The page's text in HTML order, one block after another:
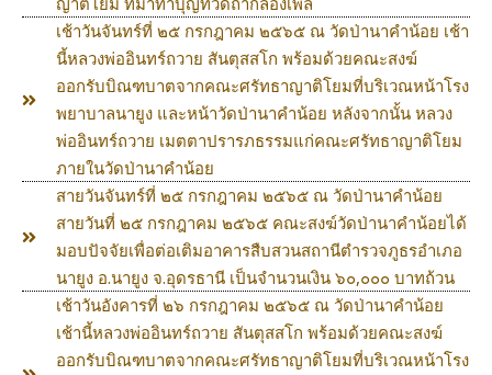
เช้าวันจันทร์ที่ ๒๕ กรกฎาคม ๒๕๖๕ ณ วัดป่านาคำน้อย เช้า
นี้หลวงพ่ออินทร์ถวาย สันตุสสโก พร้อมด้วยคณะสงฆ์
ออกรับบิณฑบาตจากคณะศรัทธาญาติโยมที่บริเวณหน้าโรง
พยาบาลนายูง และหน้าวัดป่านาคำน้อย หลังจากนั้น หลวง
พ่ออินทร์ถวาย เมตตาปรารภธรรมแก่คณะศรัทธาญาติโยม
ภายในวัดป่านาคำน้อย
สายวันจันทร์ที่ ๒๕ กรกฎาคม ๒๕๖๕ ณ วัดป่านาคำน้อย
สายวันที่ ๒๕ กรกฎาคม ๒๕๖๕ คณะสงฆ์วัดป่านาคำน้อยได้
มอบปัจจัยเพื่อต่อเติมอาคารสืบสวนสถานีตำรวจภูธรอำเภอ
นายูง อ.นายูง จ.อุดรธานี เป็นจำนวนเงิน ๖๐,๐๐๐ บาทถ้วน
เช้าวันอังคารที่ ๒๖ กรกฎาคม ๒๕๖๕ ณ วัดป่านาคำน้อย
เช้านี้หลวงพ่ออินทร์ถวาย สันตุสสโก พร้อมด้วยคณะสงฆ์
ออกรับบิณฑบาตจากคณะศรัทธาญาติโยมที่บริเวณหน้าโรง